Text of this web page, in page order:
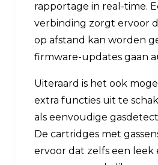
rapportage in real-time.
verbinding zorgt ervoor
op afstand kan worden
firmware-updates gaan
Uiteraard is het ook
extra functies uit te
als eenvoudige
De cartridges met
ervoor dat zelfs een leek